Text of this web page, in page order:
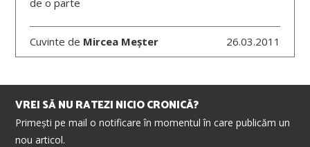
Cuvinte de Mircea Meșter 26.03.2011
VREI SĂ NU RATEZI NICIO CRONICĂ?
Primești pe mail o notificare în momentul în care publicăm un
nou articol.